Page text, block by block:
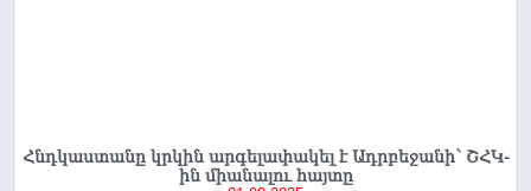
Հնդկաստանը կրկին արգելափակել է Ադրբեջանի՝ ՇՀԿ-
ին միանալու հայտը